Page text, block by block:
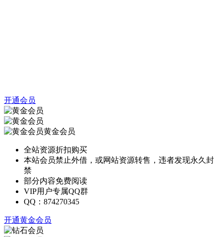
开通会员
黄金会员
全站资源折扣购买
本站会员禁止外借，或网站资源转售，违者发现永久封
禁
部分内容免费阅读
VIP用户专属QQ群
QQ：874270345
开通黄金会员